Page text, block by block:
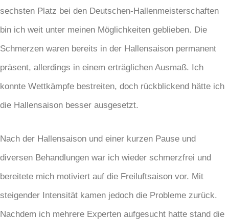
sechsten Platz bei den Deutschen-Hallenmeisterschaften
bin ich weit unter meinen Möglichkeiten geblieben. Die
Schmerzen waren bereits in der Hallensaison permanent
präsent, allerdings in einem erträglichen Ausmaß. Ich
konnte Wettkämpfe bestreiten, doch rückblickend hätte ich
die Hallensaison besser ausgesetzt.
Nach der Hallensaison und einer kurzen Pause und
diversen Behandlungen war ich wieder schmerzfrei und
bereitete mich motiviert auf die Freiluftsaison vor. Mit
steigender Intensität kamen jedoch die Probleme zurück.
Nachdem ich mehrere Experten aufgesucht hatte stand die